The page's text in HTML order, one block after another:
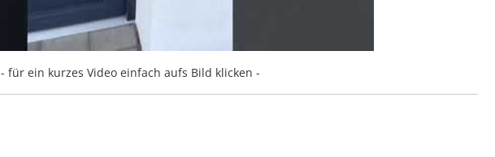
- für ein kurzes Video einfach aufs Bild klicken -